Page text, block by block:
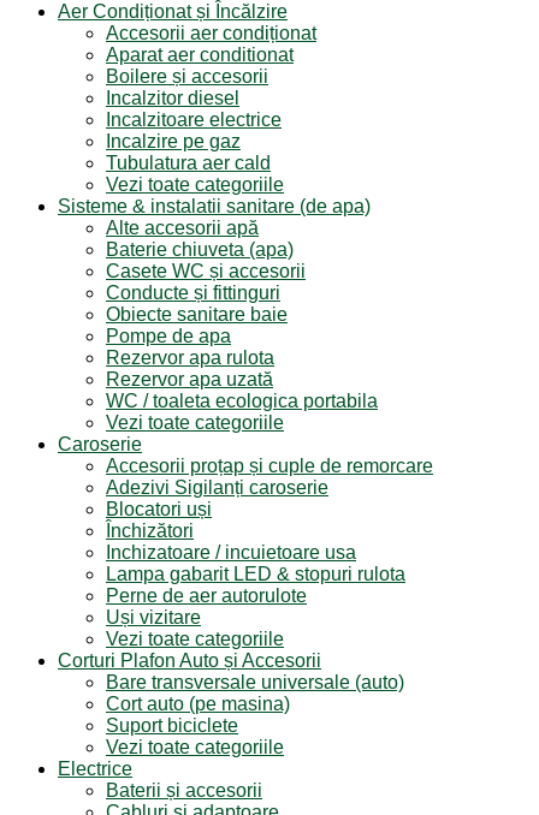
Aer Condiționat și Încălzire
Accesorii aer condiționat
Aparat aer conditionat
Boilere și accesorii
Incalzitor diesel
Incalzitoare electrice
Incalzire pe gaz
Tubulatura aer cald
Vezi toate categoriile
Sisteme & instalatii sanitare (de apa)
Alte accesorii apă
Baterie chiuveta (apa)
Casete WC și accesorii
Conducte și fittinguri
Obiecte sanitare baie
Pompe de apa
Rezervor apa rulota
Rezervor apa uzată
WC / toaleta ecologica portabila
Vezi toate categoriile
Caroserie
Accesorii proțap și cuple de remorcare
Adezivi Sigilanți caroserie
Blocatori uși
Închizători
Inchizatoare / incuietoare usa
Lampa gabarit LED & stopuri rulota
Perne de aer autorulote
Uși vizitare
Vezi toate categoriile
Corturi Plafon Auto și Accesorii
Bare transversale universale (auto)
Cort auto (pe masina)
Suport biciclete
Vezi toate categoriile
Electrice
Baterii și accesorii